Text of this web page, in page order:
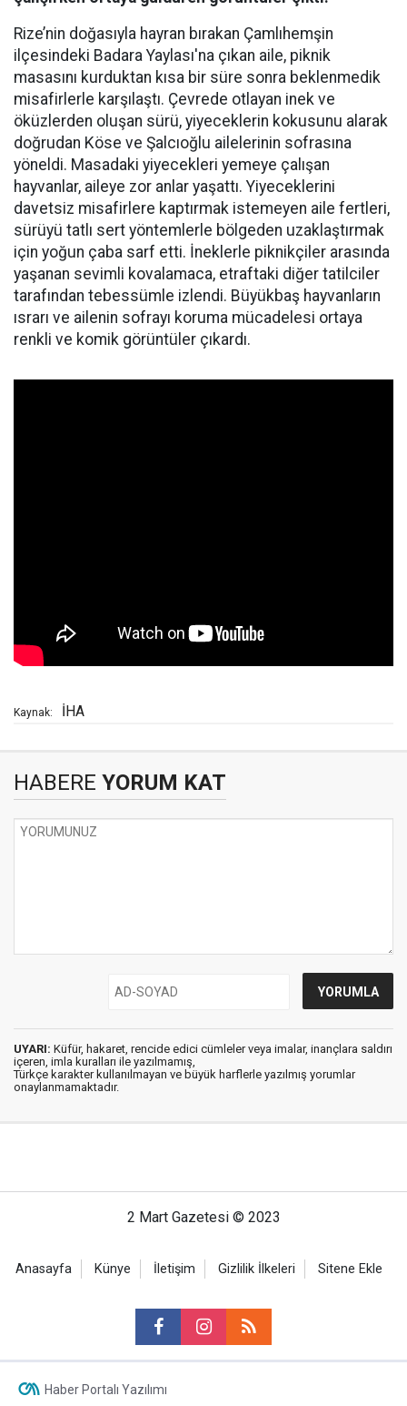
Rize’nin doğasıyla hayran bırakan Çamlıhemşin
ilçesindeki Badara Yaylası'na çıkan aile, piknik
masasını kurduktan kısa bir süre sonra beklenmedik
misafirlerle karşılaştı. Çevrede otlayan inek ve
öküzlerden oluşan sürü, yiyeceklerin kokusunu alarak
doğrudan Köse ve Şalcıoğlu ailelerinin sofrasına
yöneldi. Masadaki yiyecekleri yemeye çalışan
hayvanlar, aileye zor anlar yaşattı. Yiyeceklerini
davetsiz misafirlere kaptırmak istemeyen aile fertleri,
sürüyü tatlı sert yöntemlerle bölgeden uzaklaştırmak
için yoğun çaba sarf etti. İneklerle piknikçiler arasında
yaşanan sevimli kovalamaca, etraftaki diğer tatilciler
tarafından tebessümle izlendi. Büyükbaş hayvanların
ısrarı ve ailenin sofrayı koruma mücadelesi ortaya
renkli ve komik görüntüler çıkardı.
Kaynak: İHA
HABERE YORUM KAT
UYARI: Küfür, hakaret, rencide edici cümleler veya imalar, inançlara saldırı
içeren, imla kuralları ile yazılmamış,
Türkçe karakter kullanılmayan ve büyük harflerle yazılmış yorumlar
onaylanmamaktadır.
2 Mart Gazetesi © 2023
Anasayfa Künye İletişim Gizlilik İlkeleri Sitene Ekle
Haber Portalı Yazılımı